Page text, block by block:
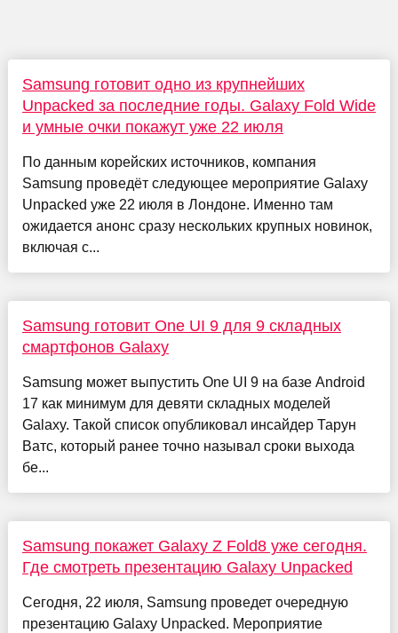
Samsung готовит одно из крупнейших
Unpacked за последние годы. Galaxy Fold Wide
и умные очки покажут уже 22 июля
По данным корейских источников, компания
Samsung проведёт следующее мероприятие Galaxy
Unpacked уже 22 июля в Лондоне. Именно там
ожидается анонс сразу нескольких крупных новинок,
включая с...
Samsung готовит One UI 9 для 9 складных
смартфонов Galaxy
Samsung может выпустить One UI 9 на базе Android
17 как минимум для девяти складных моделей
Galaxy. Такой список опубликовал инсайдер Тарун
Ватс, который ранее точно называл сроки выхода
бе...
Samsung покажет Galaxy Z Fold8 уже сегодня.
Где смотреть презентацию Galaxy Unpacked
Сегодня, 22 июля, Samsung проведет очередную
презентацию Galaxy Unpacked. Мероприятие